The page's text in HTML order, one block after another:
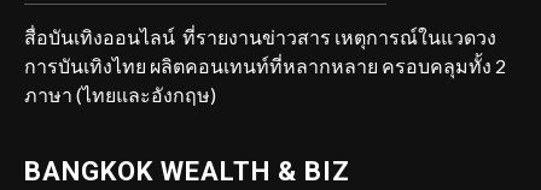
สื่อบันเทิงออนไลน์ ที่รายงานข่าวสาร เหตุการณ์ในแวดวง
การบันเทิงไทย ผลิตคอนเทนท์ที่หลากหลาย ครอบคลุมทั้ง 2
ภาษา (ไทยและอังกฤษ)
BANGKOK WEALTH & BIZ